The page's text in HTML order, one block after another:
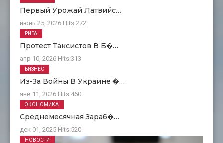
Первый Урожай Латвийс…
июнь 25, 2026 Hits:272
Протест Таксистов В Б�…
апр 10, 2026 Hits:313
РИГА
Из-За Войны В Украине �…
янв 11, 2026 Hits:460
БИЗНЕС
Среднемесячная Зараб�…
дек 01, 2025 Hits:520
ЭКОНОМИКА
НОВОСТИ